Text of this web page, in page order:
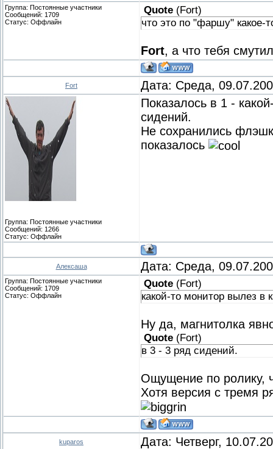
Группа: Постоянные участники
Сообщений: 1709
Статус: Оффлайн
Quote (Fort)
что это по "фаршу" какое-
Fort, а что тебя
Fort Дата: Среда,
Группа: Постоянные участники
Сообщений: 1266
Статус: Оффлайн
Показалось в 1 -
сидений.
Не сохранились
показалось
Алексаша Дата: Среда,
Группа: Постоянные участники
Сообщений: 1709
Статус: Оффлайн
Quote (Fort)
какой-то монитор вылез в
Ну да, магнитолка
Quote (Fort)
в 3 - 3 ряд сидений.
Ощущение по ролику,
Хотя версия с тремя
kuparos Дата: Четверг,